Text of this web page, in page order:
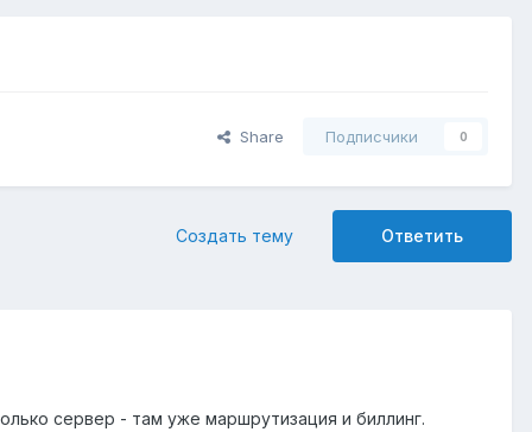
Share Подписчики 0
Ответить
Создать тему
сервер - там уже маршрутизация и биллинг.